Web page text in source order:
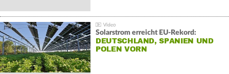
Solarstrom erreicht EU-Rekord:
DEUTSCHLAND, SPANIEN UND
POLEN VORN